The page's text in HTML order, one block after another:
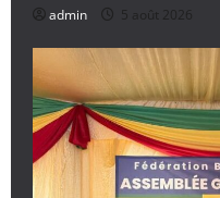
admin 5 août 2026